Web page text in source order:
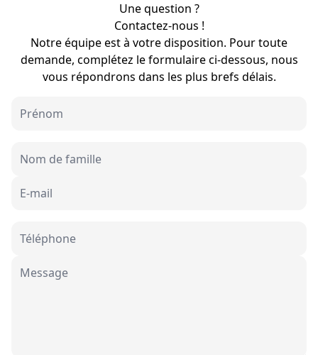
Une question ?
Contactez-nous !
Notre équipe est à votre disposition. Pour toute
demande, complétez le formulaire ci-dessous, nous
vous répondrons dans les plus brefs délais.